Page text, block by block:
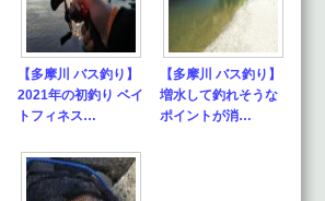
【多摩川 バス釣り】
2021年の初釣り ベイ
トフィネス…
【多摩川 バス釣り】
増水して釣れそうな
ポイントが消…